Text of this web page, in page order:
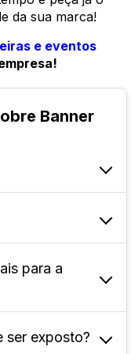
da sua marca!
e eventos
Banner
impressa,
ou quadrado,
do público
rápida e
de chamar a
pelo
para a
materiais,
ser exposto?